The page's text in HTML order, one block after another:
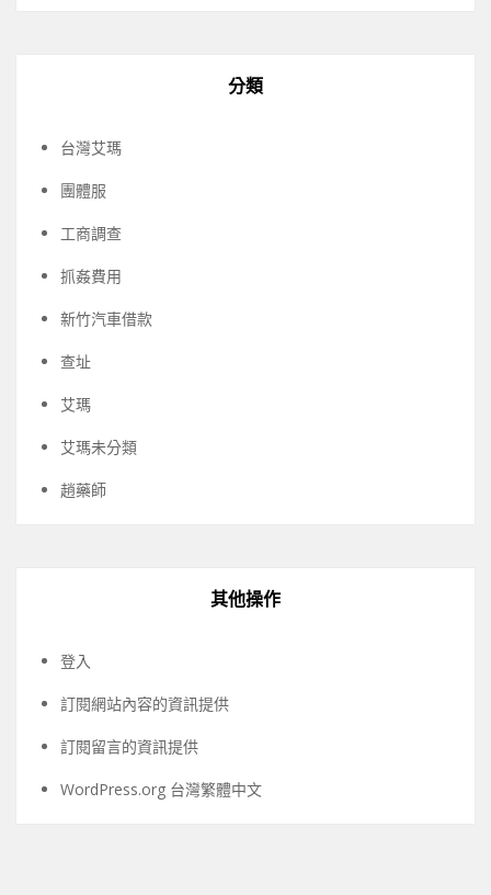
分類
台灣艾瑪
團體服
工商調查
抓姦費用
新竹汽車借款
查址
艾瑪
艾瑪未分類
趙藥師
其他操作
登入
訂閱網站內容的資訊提供
訂閱留言的資訊提供
WordPress.org 台灣繁體中文